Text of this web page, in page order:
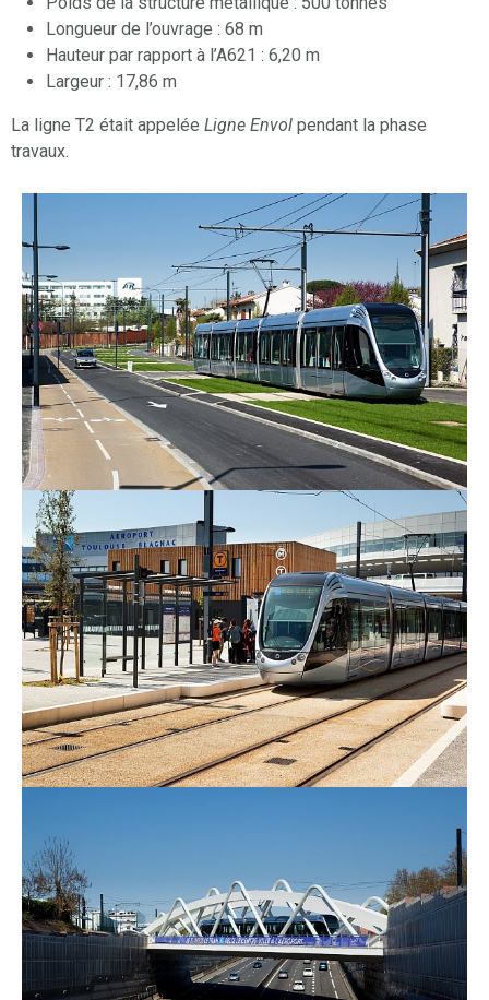
Longueur de l’ouvrage : 68 m
Hauteur par rapport à l’A621 : 6,20 m
Largeur : 17,86 m
La ligne T2 était appelée Ligne Envol pendant la phase
travaux.